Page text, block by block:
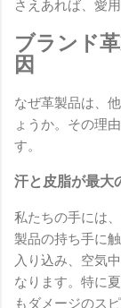
さえあれば、愛
ブランド
因
なぜ革製品は、
ょうか。その理
す。
汗と皮脂が最大
私たちの手には
製品の持ち手に
入り込み、空気
なります。特に
もダメージのス